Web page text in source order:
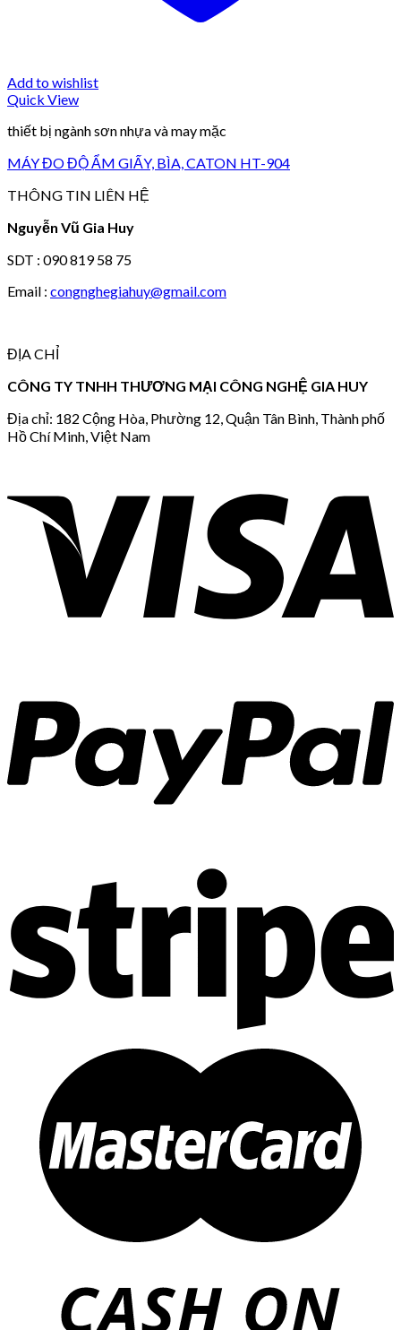
Add to wishlist
Quick View
thiết bị ngành sơn nhựa và may mặc
MÁY ĐO ĐỘ ẨM GIẤY, BÌA, CATON HT-904
THÔNG TIN LIÊN HỆ
Nguyễn Vũ Gia Huy
SDT : 090 819 58 75
Email : congnghegiahuy@gmail.com
ĐỊA CHỈ
CÔNG TY TNHH THƯƠNG MẠI CÔNG NGHỆ GIA HUY
Địa chỉ: 182 Cộng Hòa, Phường 12, Quận Tân Bình, Thành phố
Hồ Chí Minh, Việt Nam